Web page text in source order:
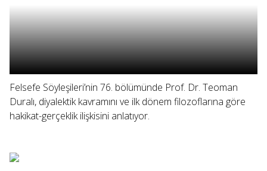
Felsefe Söyleşileri’nin 76. bölümünde Prof. Dr. Teoman
Duralı, diyalektik kavramını ve ilk dönem filozoflarına göre
hakikat-gerçeklik ilişkisini anlatıyor.